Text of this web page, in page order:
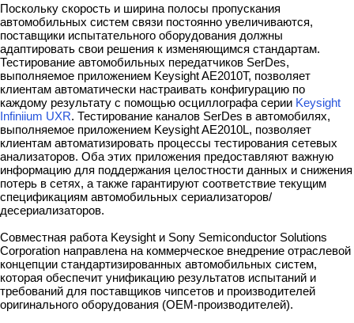
Поскольку скорость и ширина полосы пропускания
автомобильных систем связи постоянно увеличиваются,
поставщики испытательного оборудования должны
адаптировать свои решения к изменяющимся стандартам.
Тестирование автомобильных передатчиков SerDes,
выполняемое приложением Keysight AE2010T, позволяет
клиентам автоматически настраивать конфигурацию по
каждому результату с помощью осциллографа серии Keysight
Infiniium UXR. Тестирование каналов SerDes в автомобилях,
выполняемое приложением Keysight AE2010L, позволяет
клиентам автоматизировать процессы тестирования сетевых
анализаторов. Оба этих приложения предоставляют важную
информацию для поддержания целостности данных и снижения
потерь в сетях, а также гарантируют соответствие текущим
спецификациям автомобильных сериализаторов/
десериализаторов.
Совместная работа Keysight и Sony Semiconductor Solutions
Corporation направлена на коммерческое внедрение отраслевой
концепции стандартизированных автомобильных систем,
которая обеспечит унификацию результатов испытаний и
требований для поставщиков чипсетов и производителей
оригинального оборудования (OEM-производителей).